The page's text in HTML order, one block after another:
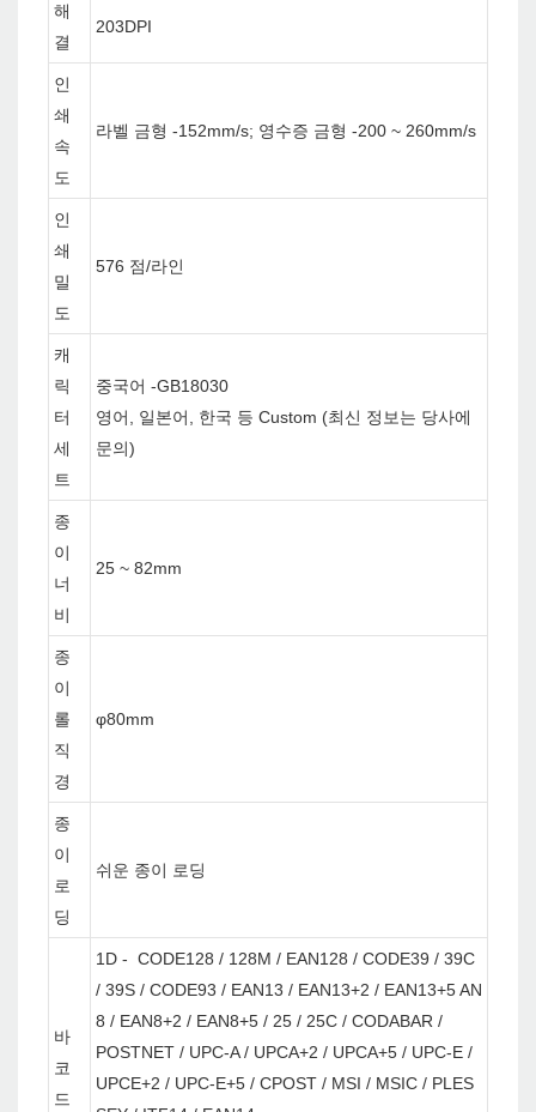
해
결
203DPI
인
쇄
속
도
라벨 금형 -152mm/s; 영수증 금형 -200 ~ 260mm/s
인
쇄
밀
도
576 점/라인
캐
릭
터
세
트
중국어 -GB18030
영어, 일본어, 한국 등 Custom (최신 정보는 당사에
문의)
종
이
너
비
25 ~ 82mm
종
이
롤
직
경
φ80mm
종
이
로
딩
쉬운 종이 로딩
바
코
드
1D - CODE128 / 128M / EAN128 / CODE39 / 39C
/ 39S / CODE93 / EAN13 / EAN13+2 / EAN13+5 AN
8 / EAN8+2 / EAN8+5 / 25 / 25C / CODABAR /
POSTNET / UPC-A / UPCA+2 / UPCA+5 / UPC-E /
UPCE+2 / UPC-E+5 / CPOST / MSI / MSIC / PLES